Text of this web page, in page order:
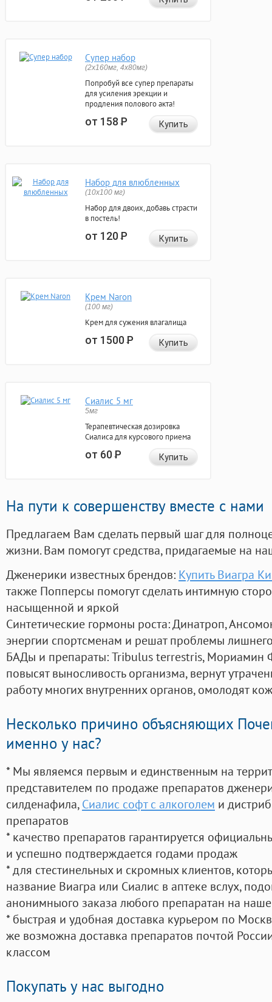
Супер набор
(2х160мг, 4х80мг)
Попробуй все супер препараты
для усиления эрекции и
продления полового акта!
от 158Р Купить
Набор для влюбленных
(10х100 мг)
Набор для двоих, добавь страсти
в постель!
от 120Р Купить
Крем Naron
(100 мг)
Крем для сужения влагалища
от 1500Р Купить
Сиалис 5 мг
5мг
Терапевтическая дозировка
Сиалиса для курсового приема
от 60Р Купить
На пути к совершенству вместе с нами
Предлагаем Вам сделать первый шаг для
жизни. Вам помогут средства, придагаемые на
Дженерики известных брендов: Купить Виагра
также Попперсы помогут сделать интимную
насыщенной и яркой
Синтетические гормоны роста: Динатроп,
энергии спортсменам и решат проблемы
БАДы и препараты:Tribulus terrestris, Мориамин
повысят выносливость организма, вернут
работу многих внутренних органов, омолодят
Несколько причино объясняющих
именно у нас?
* Мы являемся первым и единственным на
представителем по продаже препаратов
силденафила, Сиалис софт с алкоголем и
препаратов
* качество препаратов гарантируется
и успешно подтверждается годами продаж
* для стестинельных и скромных клиентов,
название Виагра или Сиалис в аптеке вслух,
анонимныого заказа любого препаратан на
* быстрая и удобная доставка курьером по
же возможна доставка препаратов почтой
классом
Покупать у нас выгодно